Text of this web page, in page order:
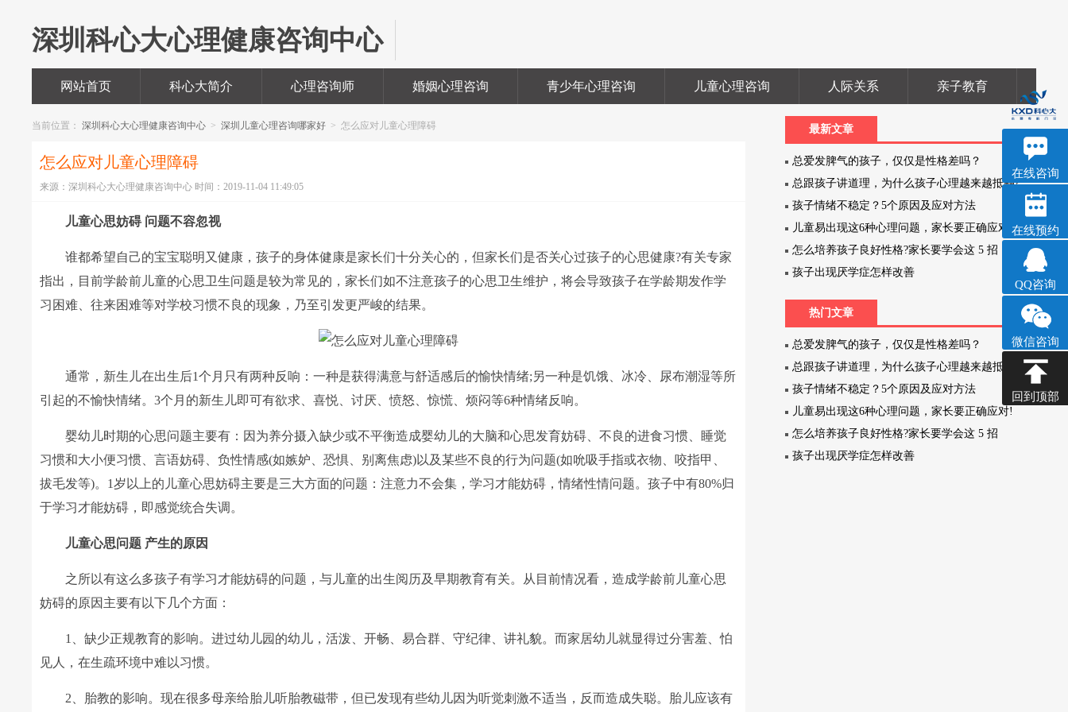
深圳科心大心理健康咨询中心
网站首页 科心大简介 心理咨询师 婚姻心理咨询 青少年心理咨询 儿童心理咨询 人际关系 亲子教育
当前位置：深圳科心大心理健康咨询中心 >深圳儿童心理咨询哪家好 > 怎么应对儿童心理障碍
怎么应对儿童心理障碍
来源：深圳科心大心理健康咨询中心 时间：2019-11-04 11:49:05
儿童心思妨碍 问题不容忽视
谁都希望自己的宝宝聪明又健康，孩子的身体健康是家长们十分关心的，但家长们是否关心过孩子的心思健康?有关专家
指出，目前学龄前儿童的心思卫生问题是较为常见的，家长们如不注意孩子的心思卫生维护，将会导致孩子在学龄期发作学
习困难、往来困难等对学校习惯不良的现象，乃至引发更严峻的结果。
通常，新生儿在出生后1个月只有两种反响：一种是获得满意与舒适感后的愉快情绪;另一种是饥饿、冰冷、尿布潮湿等所
引起的不愉快情绪。3个月的新生儿即可有欲求、喜悦、讨厌、愤怒、惊慌、烦闷等6种情绪反响。
婴幼儿时期的心思问题主要有：因为养分摄入缺少或不平衡造成婴幼儿的大脑和心思发育妨碍、不良的进食习惯、睡觉
习惯和大小便习惯、言语妨碍、负性情感(如嫉妒、恐惧、别离焦虑)以及某些不良的行为问题(如吮吸手指或衣物、咬指甲、
拔毛发等)。1岁以上的儿童心思妨碍主要是三大方面的问题：注意力不会集，学习才能妨碍，情绪性情问题。孩子中有80%归
于学习才能妨碍，即感觉统合失调。
儿童心思问题 产生的原因
之所以有这么多孩子有学习才能妨碍的问题，与儿童的出生阅历及早期教育有关。从目前情况看，造成学龄前儿童心思
妨碍的原因主要有以下几个方面：
1、缺少正规教育的影响。进过幼儿园的幼儿，活泼、开畅、易合群、守纪律、讲礼貌。而家居幼儿就显得过分害羞、怕
见人，在生疏环境中难以习惯。
2、胎教的影响。现在很多母亲给胎儿听胎教磁带，但已发现有些幼儿因为听觉刺激不适当，反而造成失聪。胎儿应该有
最新文章
总爱发脾气的孩子，仅仅是性格差吗？
总跟孩子讲道理，为什么孩子心理越来越抵触?
孩子情绪不稳定？5个原因及应对方法
儿童易出现这6种心理问题，家长要正确应对!
怎么培养孩子良好性格?家长要学会这 5 招
孩子出现厌学症怎样改善
热门文章
总爱发脾气的孩子，仅仅是性格差吗？
总跟孩子讲道理，为什么孩子心理越来越抵触?
孩子情绪不稳定？5个原因及应对方法
儿童易出现这6种心理问题，家长要正确应对!
怎么培养孩子良好性格?家长要学会这 5 招
孩子出现厌学症怎样改善
深科
心理咨询
在线咨询
在线预约
QQ咨询
微信咨询
回到顶部